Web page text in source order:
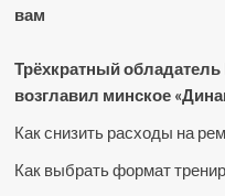
вам
Трёхкратный
возглавил минское
Как снизить расходы на
Как выбрать формат